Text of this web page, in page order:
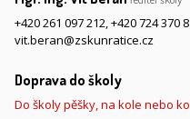
+420 261 097 212,+420 724 370
vit.beran@zskunratice.cz
Doprava do školy
Do školy pěšky, na kole nebo